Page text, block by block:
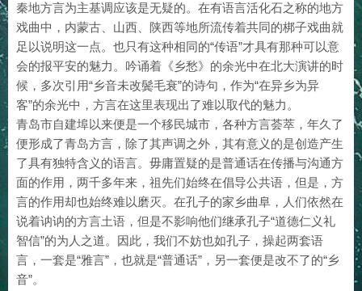
秦地方言为主基调应该是无疑的。在有语言活化石之称的地方
戏曲中，内蒙古、山西、陕西等地所流传着共同的梆子戏曲就
足以说明这一点。也只有这种相同的“传语”才具有那种可以意
会的报平安的魅力。吟诵着《乡愁》的余光中在北大演讲的时
候，多次引用“乡音未改鬓毛衰”的诗句，作为“在异乡为异
客”的余光中，方言在这里表现出了难以取代的魅力。
青岛市自建埠以来便是一个移民城市，各种方言荟萃，年久了
便形成了青岛方言，除了其声调之外，其有意义的是创造产生
了具有独特含义的语言。 毋庸置疑的是普通话在传播与沟通方
面的作用，两千多年来，祖先们始终在倡导公共语，但是，方
言的作用却也始终难以磨灭。在孔子的家乡曲阜，人们依然在
说着讷讷的方言土语，但是不影响他们继承孔子“道德仁义礼
智信”的为人之道。因此，我们不妨也如孔子，操起两套语
言，一套是“雅言”，也就是“普通话”，另一套便是改不了的“乡
音”。